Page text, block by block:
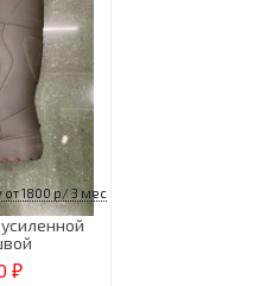
от 1800 р/ 3 мес
₽